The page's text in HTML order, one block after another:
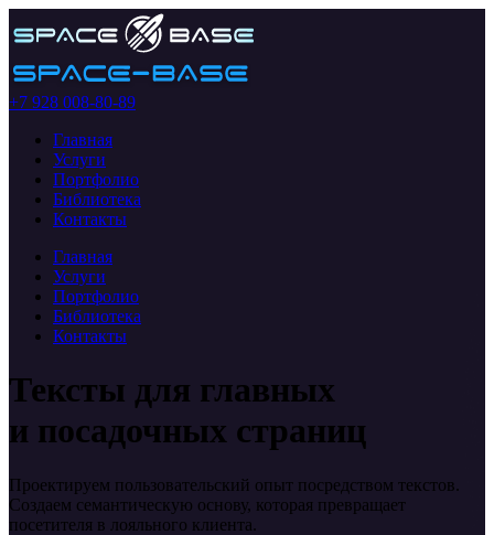
+7 928 008-80-89
Главная
Услуги
Портфолио
Библиотека
Контакты
Главная
Услуги
Портфолио
Библиотека
Контакты
Тексты для главных
и посадочных страниц
Проектируем пользовательский опыт посредством текстов.
Создаем семантическую основу, которая превращает
посетителя в лояльного клиента.